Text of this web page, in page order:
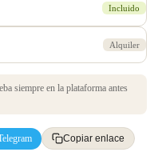
Incluido
Alquiler
siempre en la plataforma antes
Copiar enlace